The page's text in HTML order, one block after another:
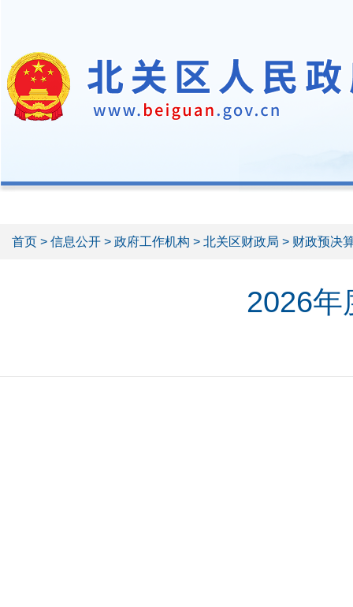
首页 > 信息公开 > 政府工作机构 > 北关区财政局 > 财政预决
2026年